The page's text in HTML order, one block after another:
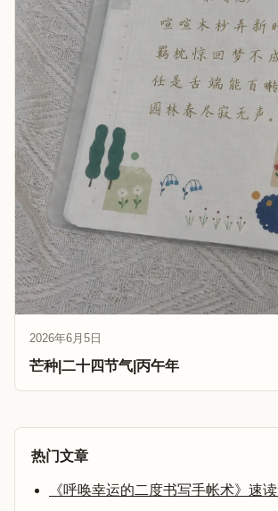
2026年6月5日
芒种|二十四节气|丙午年
热门文章
《呼唤幸运的二度书写手帐术》速